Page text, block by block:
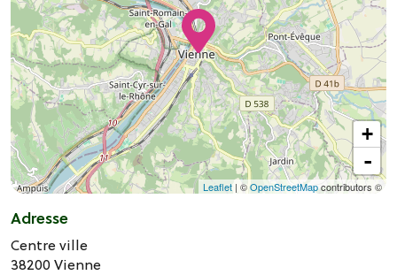
+
-
Leaflet | ©OpenStreetMapcontributors ©
Adresse
Centre ville
38200Vienne